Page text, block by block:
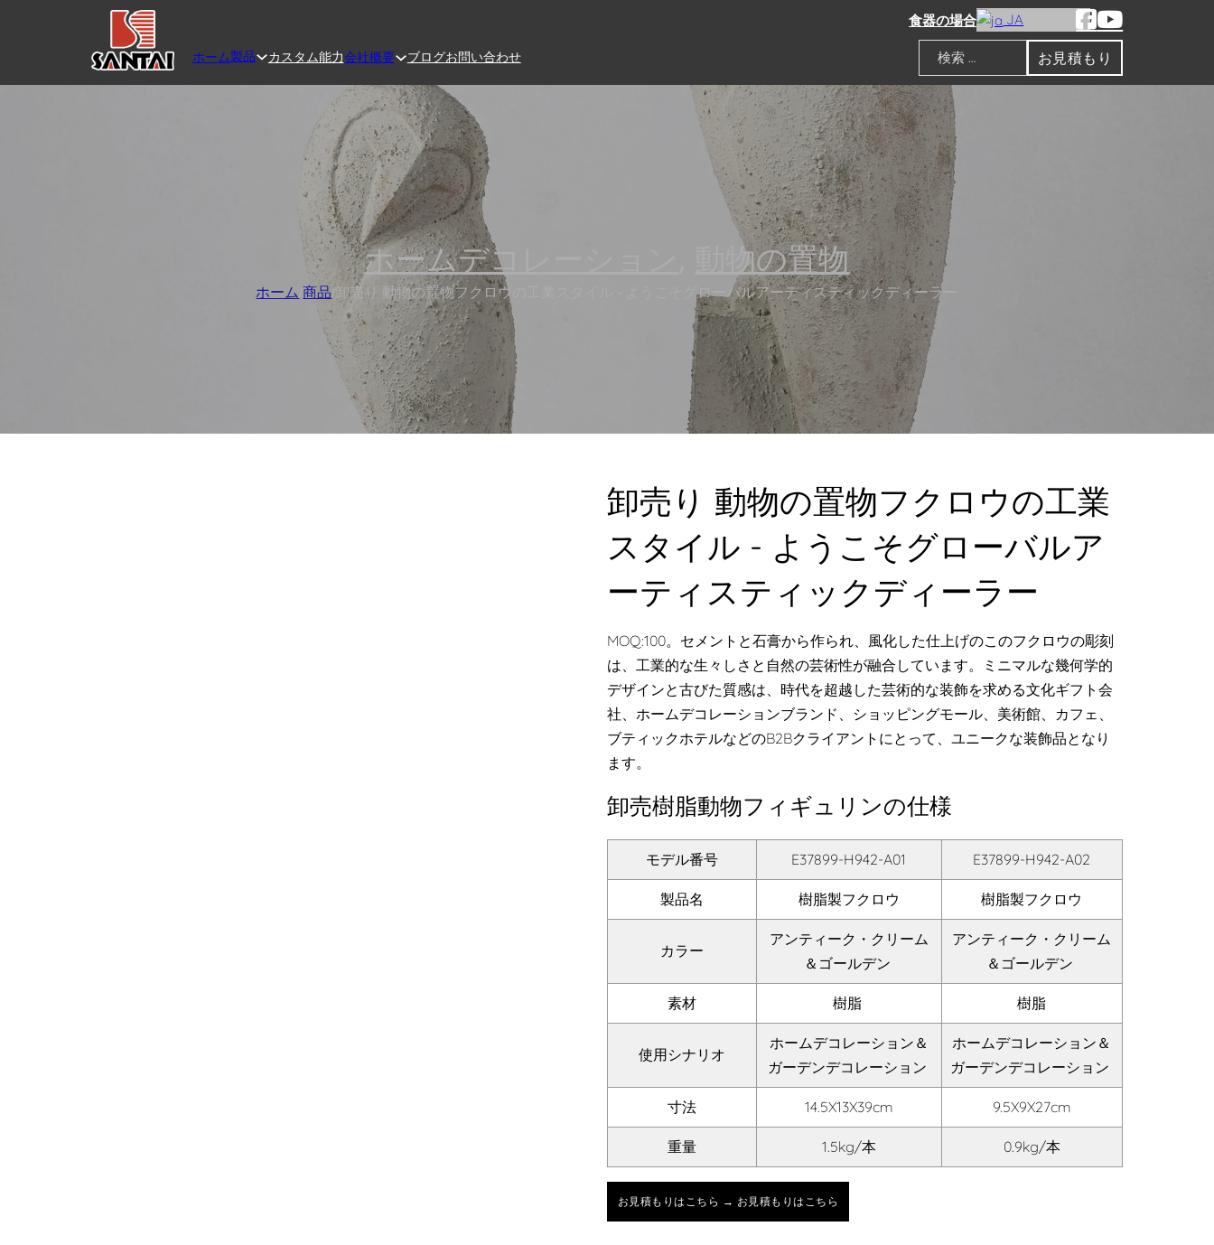
食器の場合 JA
ホーム製品 カスタム能力会社概要 ブログお問い合わせ
検索
お見積もり
ホームデコレーション 動物の置物
ホーム /商品/卸売り 動物の置物フクロウの工業スタイル - ようこそグローバルアーティスティックディーラー
卸売り 動物の置物フクロウの工業
スタイル - ようこそグローバルア
ーティスティックディーラー
MOQ:100。セメントと石膏から作られ、風化した仕上げのこのフクロウの彫刻
は、工業的な生々しさと自然の芸術性が融合しています。ミニマルな幾何学的
デザインと古びた質感は、時代を超越した芸術的な装飾を求める文化ギフト会
社、ホームデコレーションブランド、ショッピングモール、美術館、カフェ、
ブティックホテルなどのB2Bクライアントにとって、ユニークな装飾品となり
ます。
卸売樹脂動物フィギュリンの仕様
モデル番号 E37899-H942-A01 E37899-H942-A02
製品名 樹脂製フクロウ 樹脂製フクロウ
カラー
アンティーク・クリーム
＆ゴールデン
アンティーク・クリーム
＆ゴールデン
素材 樹脂 樹脂
使用シナリオ
ホームデコレーション＆
ガーデンデコレーション
ホームデコレーション＆
ガーデンデコレーション
寸法 14.5X13X39cm 9.5X9X27cm
重量 1.5kg/本 0.9kg/本
お見積もりはこちら → お見積もりはこちら